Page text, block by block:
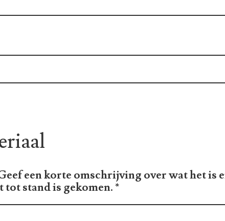
een korte omschrijving over wat het is
tot stand is gekomen.*